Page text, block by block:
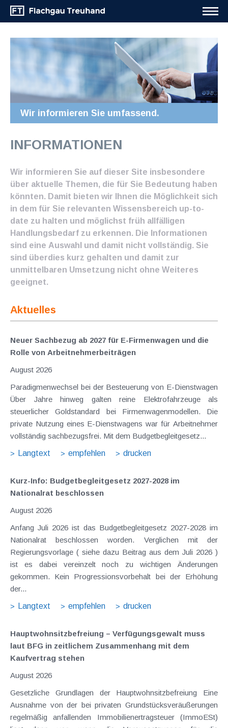
Wir informieren Sie umfassend.
INFORMATIONEN
Wir informieren Sie auf dieser Site insbesondere
über aktuelle Themen, die für Sie Bedeutung haben
könnten. Damit bieten wir Ihnen die Möglichkeit sich
in dem für Sie relevanten Wissensbereich up-to-
date zu halten und möglichst früh allfälligen
Handlungsbedarf zu erkennen. Die Informationen
sind eine Auswahl und damit nicht vollständig. Sie
sind überdies kurz gehalten und damit zur
unmittelbaren Umsetzung nicht ohne Weiteres
geeignet.
Aktuelles
Neuer Sachbezug ab 2027 für E-Firmenwagen und die
Rolle von Arbeitnehmer​­beiträgen
August 2026
Paradigmenwechsel bei der Besteuerung von E-Dienstwagen
Über Jahre hinweg galten reine Elektrofahrzeuge als
steuerlicher Goldstandard bei Firmenwagenmodellen. Die
private Nutzung eines E-Dienstwagens war für Arbeitnehmer
vollständig sachbezugsfrei. Mit dem Budgetbegleitgesetz...
Langtext
empfehlen drucken
Kurz-Info: Budgetbegleitgesetz 2027-2028 im
Nationalrat beschlossen
August 2026
Anfang Juli 2026 ist das Budgetbegleitgesetz 2027-2028 im
Nationalrat beschlossen worden. Verglichen mit der
Regierungsvorlage ( siehe dazu Beitrag aus dem Juli 2026 )
ist es dabei vereinzelt noch zu wichtigen Änderungen
gekommen. Kein Progressionsvorbehalt bei der Erhöhung
der...
Langtext
empfehlen drucken
Hauptwohnsitz​­befreiung – Verfügungsgewalt muss
laut BFG in zeitlichem Zusammenhang mit dem
Kaufvertrag stehen
August 2026
Gesetzliche Grundlagen der Hauptwohnsitzbefreiung Eine
Ausnahme von der bei privaten Grundstücksveräußerungen
regelmäßig anfallenden Immobilienertragsteuer (ImmoESt)